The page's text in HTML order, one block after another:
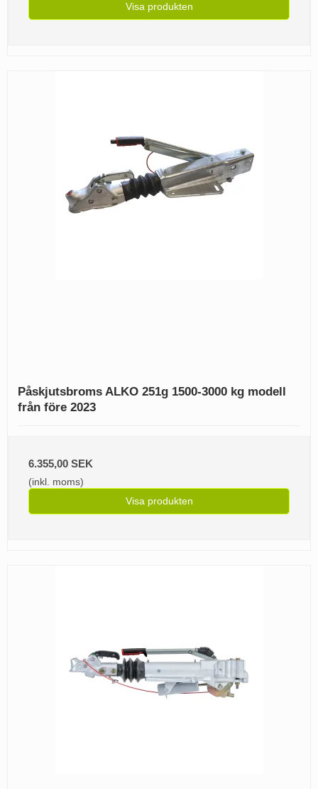
Visa produkten
Påskjutsbroms ALKO 251g 1500-3000 kg modell
från före 2023
6.355,00 SEK
(inkl. moms)
Visa produkten